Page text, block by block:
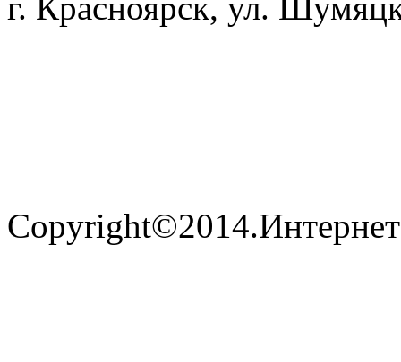
г. Красноярск, ул.